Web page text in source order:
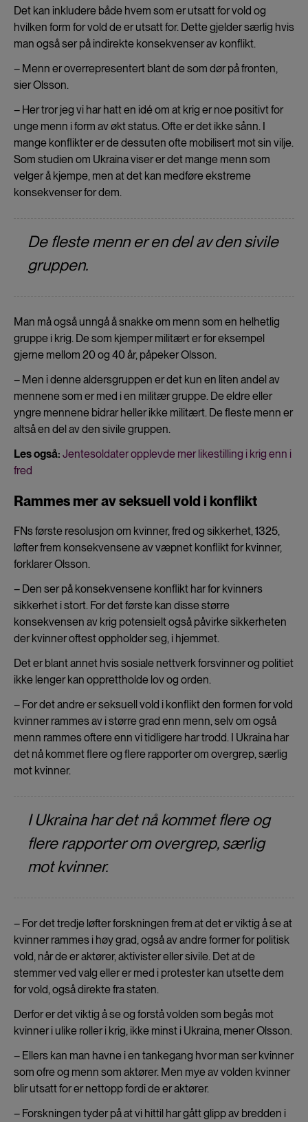
Det kan inkludere både hvem som er utsatt for vold og
hvilken form for vold de er utsatt for. Dette gjelder særlig hvis
man også ser på indirekte konsekvenser av konflikt.
– Menn er overrepresentert blant de som dør på fronten,
sier Olsson.
– Her tror jeg vi har hatt en idé om at krig er noe positivt for
unge menn i form av økt status. Ofte er det ikke sånn. I
mange konflikter er de dessuten ofte mobilisert mot sin vilje.
Som studien om Ukraina viser er det mange menn som
velger å kjempe, men at det kan medføre ekstreme
konsekvenser for dem.
De fleste menn er en del av den sivile
gruppen.
Man må også unngå å snakke om menn som en helhetlig
gruppe i krig. De som kjemper militært er for eksempel
gjerne mellom 20 og 40 år, påpeker Olsson.
– Men i denne aldersgruppen er det kun en liten andel av
mennene som er med i en militær gruppe. De eldre eller
yngre mennene bidrar heller ikke militært. De fleste menn er
altså en del av den sivile gruppen.
Les også: Jentesoldater opplevde mer likestilling i krig enn i
fred
Rammes mer av seksuell vold i konflikt
FNs første resolusjon om kvinner, fred og sikkerhet, 1325,
løfter frem konsekvensene av væpnet konflikt for kvinner,
forklarer Olsson.
– Den ser på konsekvensene konflikt har for kvinners
sikkerhet i stort. For det første kan disse større
konsekvensen av krig potensielt også påvirke sikkerheten
der kvinner oftest oppholder seg, i hjemmet.
Det er blant annet hvis sosiale nettverk forsvinner og politiet
ikke lenger kan opprettholde lov og orden.
– For det andre er seksuell vold i konflikt den formen for vold
kvinner rammes av i større grad enn menn, selv om også
menn rammes oftere enn vi tidligere har trodd. I Ukraina har
det nå kommet flere og flere rapporter om overgrep, særlig
mot kvinner.
I Ukraina har det nå kommet flere og
flere rapporter om overgrep, særlig
mot kvinner.
– For det tredje løfter forskningen frem at det er viktig å se at
kvinner rammes i høy grad, også av andre former for politisk
vold, når de er aktører, aktivister eller sivile. Det at de
stemmer ved valg eller er med i protester kan utsette dem
for vold, også direkte fra staten.
Derfor er det viktig å se og forstå volden som begås mot
kvinner i ulike roller i krig, ikke minst i Ukraina, mener Olsson.
– Ellers kan man havne i en tankegang hvor man ser kvinner
som ofre og menn som aktører. Men mye av volden kvinner
blir utsatt for er nettopp fordi de er aktører.
– Forskningen tyder på at vi hittil har gått glipp av bredden i